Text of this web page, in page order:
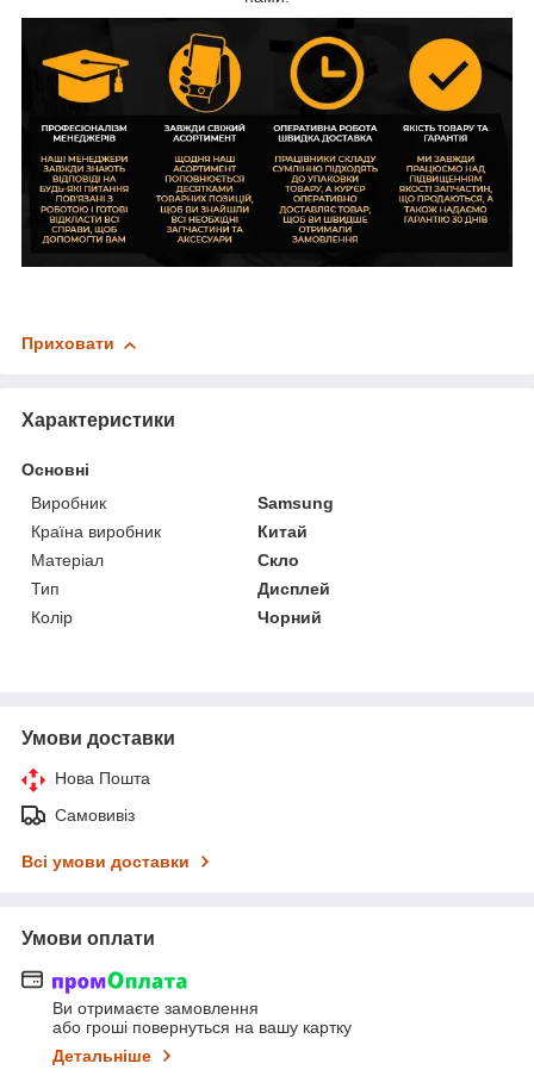
Приховати
Характеристики
Основні
Виробник
Samsung
Країна виробник
Китай
Матеріал
Скло
Тип
Дисплей
Колір
Чорний
Умови доставки
Нова Пошта
Самовивіз
Всі умови доставки
Умови оплати
Ви отримаєте замовлення
або гроші повернуться на вашу картку
Детальніше